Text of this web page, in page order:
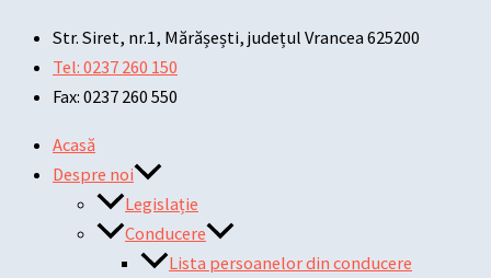
Str. Siret, nr.1, Mărășești, județul Vrancea 625200
Tel: 0237 260 150
Fax: 0237 260 550
Acasă
Despre noi
Legislație
Conducere
Lista persoanelor din conducere